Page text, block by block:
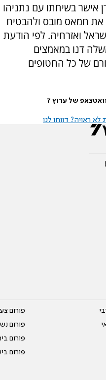
אישר בשיחתו עם נתניהו
חמאס מובס ולהבטיח
ואזרחיה. לפי הודעת
דנו במאמצים
של כל החטופים
של ערוץ 7
ראויה? דווחו לנו
פורום
פורום
פורום
פורום